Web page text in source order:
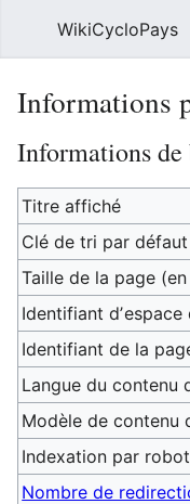
WikiCycloPays
Informations
Informations de
Titre affiché
Clé de tri par défaut
Taille de la page
Identifiant dʼespace
Identifiant de la
Langue du contenu
Modèle de contenu
Indexation par
Nombre de